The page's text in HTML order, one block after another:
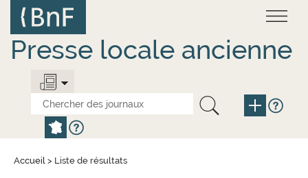
contenu
principal
Presse locale ancienne
Accueil > Liste de résultats
Panneau de gestion des cookies